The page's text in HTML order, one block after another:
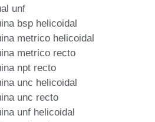
unf
bsp helicoidal
metrico helicoidal
metrico recto
npt recto
unc helicoidal
unc recto
unf helicoidal